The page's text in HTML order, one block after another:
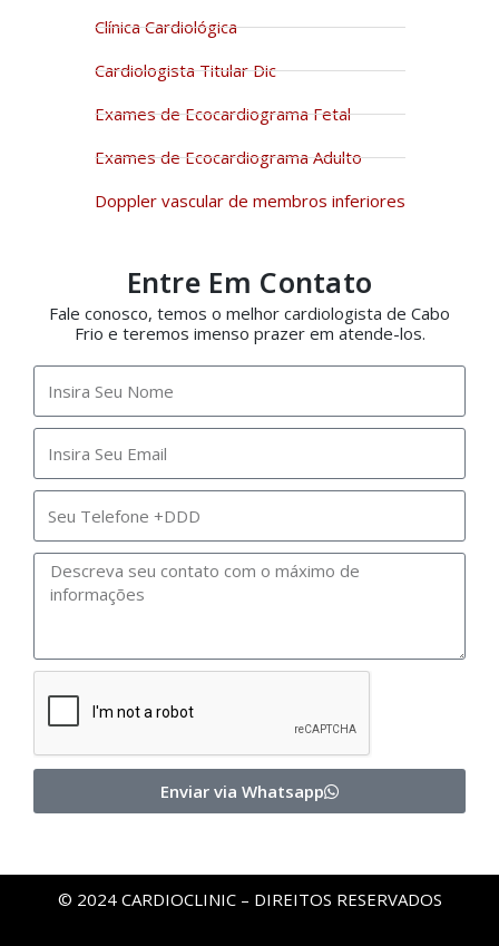
Clínica Cardiológica
Cardiologista Titular Dic
Exames de Ecocardiograma Fetal
Exames de Ecocardiograma Adulto
Doppler vascular de membros inferiores
Entre Em Contato
Fale conosco, temos o melhor cardiologista de Cabo
Frio e teremos imenso prazer em atende-los.
Enviar via Whatsapp
© 2024 CARDIOCLINIC – DIREITOS RESERVADOS